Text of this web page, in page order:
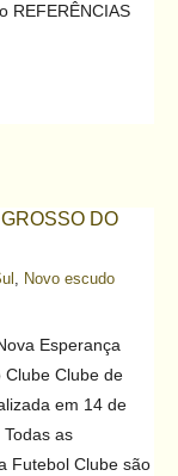
REFERÊNCIAS
DO
, Novo escudo
Esperança
Clube Clube de
em 14 de
as
Futebol Clube são